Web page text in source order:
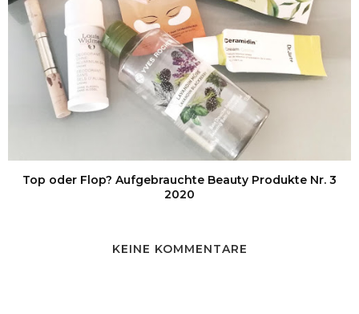
Top oder Flop? Aufgebrauchte Beauty Produkte Nr. 3
2020
KEINE KOMMENTARE